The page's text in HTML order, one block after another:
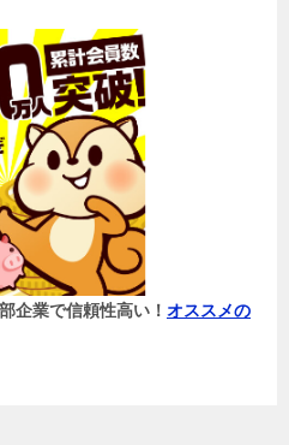
企業で信頼性高い！ オススメの